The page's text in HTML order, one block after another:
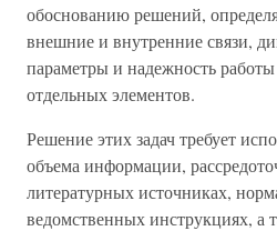
обоснованию решений,
внешние и внутренние связи,
параметры и надежность
отдельных элементов.
Решение этих задач требует
объема информации,
литературных источниках,
ведомственных инструкциях, а